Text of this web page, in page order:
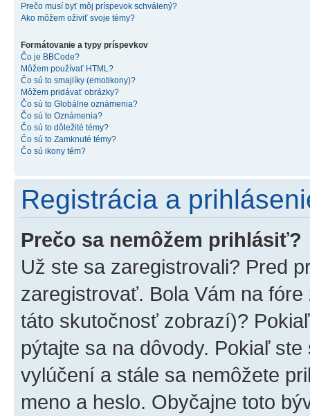
Prečo musí byť môj príspevok schválený?
Ako môžem oživiť svoje témy?
Formátovanie a typy príspevkov
Čo je BBCode?
Môžem používať HTML?
Čo sú to smajlíky (emotikony)?
Môžem pridávať obrázky?
Čo sú to Globálne oznámenia?
Čo sú to Oznámenia?
Čo sú to dôležité témy?
Čo sú to Zamknuté témy?
Čo sú ikony tém?
Registrácia a
Prečo sa nemôžem prihlásiť?
Už ste sa zaregistrovali? Pred
zaregistrovať. Bola Vám na
táto skutočnosť zobrazí)?
pýtajte sa na dôvody. Pokiaľ
vylúčení a stále sa nemôžete
meno a heslo. Obyčajne toto